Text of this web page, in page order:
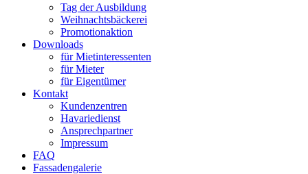
Tag der Ausbildung
Weihnachtsbäckerei
Promotionaktion
Downloads
für Mietinteressenten
für Mieter
für Eigentümer
Kontakt
Kundenzentren
Havariedienst
Ansprechpartner
Impressum
FAQ
Fassadengalerie